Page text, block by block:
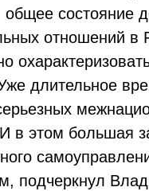
общее состояние
отношений в
длительное
в этом большая
подчеркнул